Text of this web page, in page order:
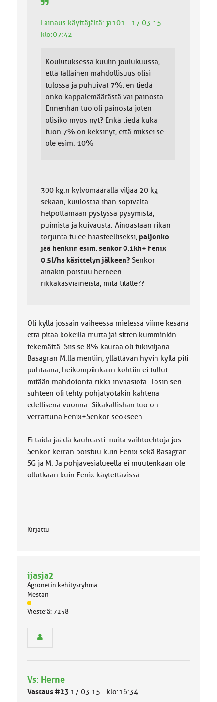
Lainaus käyttäjältä: ja101 - 17.03.15 -
klo:07:42
Koulutuksessa kuulin joulukuussa,
että tälläinen mahdollisuus olisi
tulossa ja puhuivat 7%, en tiedä
onko kappalemäärästä vai painosta.
Ennenhän tuo oli painosta joten
olisiko myös nyt? Enkä tiedä kuka
tuon 7% on keksinyt, että miksei se
ole esim. 10%
300 kg:n kylvömäärällä viljaa 20 kg
sekaan, kuulostaa ihan sopivalta
helpottamaan pystyssä pysymistä,
puimista ja kuivausta. Ainoastaan rikan
torjunta tulee haasteelliseksi, paljonko
jää henkiin esim. senkor 0.1kh+ Fenix
0.5l/ha käsittelyn jälkeen?Senkor
ainakin poistuu herneen
rikkakasviaineista, mitä tilalle??
Oli kyllä jossain vaiheessa mielessä viime kesänä
että pitää kokeilla mutta jäi sitten kumminkin
tekemättä. Siis se 8% kauraa oli tukiviljana.
Basagran M:llä mentiin, yllättävän hyvin kyllä piti
puhtaana, heikompiinkaan kohtiin ei tullut
mitään mahdotonta rikka invaasiota. Tosin sen
suhteen oli tehty pohjatyötäkin kahtena
edellisenä vuonna. Sikakallishan tuo on
verrattuna Fenix+Senkor seokseen.
Ei taida jäädä kauheasti muita vaihtoehtoja jos
Senkor kerran poistuu kuin Fenix sekä Basagran
SG ja M. Ja pohjavesialueella ei muutenkaan ole
ollutkaan kuin Fenix käytettävissä.
Kirjattu
ijasja2
Agronetin kehitysryhmä
Mestari
J
ä
m
ä
Viestejä: 7258
Vs: Herne
Vastaus #23 17.03.15 - klo:16:34